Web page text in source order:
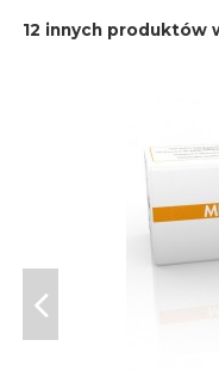
12 innych produktów